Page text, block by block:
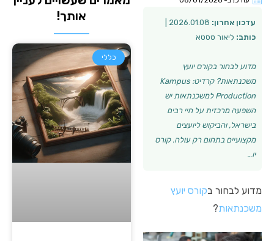
עדכון אחרון:
כותב: ליאור טסטא
מדוע לבחור בקורס יועץ
משכנתאות? קרדיט: Kampus
Production למשכנתאות יש
השפעה מרכזית על חיי רבים
בישראל, והביקוש ליועצים
מקצועיים בתחום רק עולה. קורס
יו…
מדוע לבחור בקורס יועץ
משכנתאות?
אותך!
כללי